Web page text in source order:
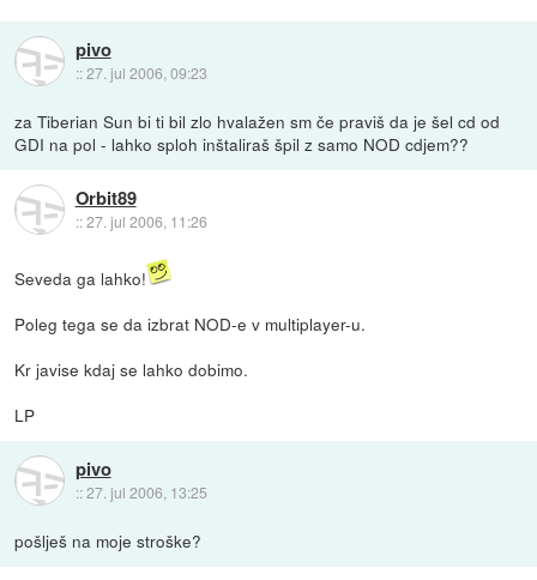
pivo
::27. jul 2006, 09:23
za Tiberian Sun bi ti bil zlo hvalažen sm če praviš da je šel cd od
GDI na pol - lahko sploh inštaliraš špil z samo NOD cdjem??
Orbit89
::27. jul 2006, 11:26
Seveda ga lahko!
Poleg tega se da izbrat NOD-e v multiplayer-u.
Kr javise kdaj se lahko dobimo.
LP
pivo
::27. jul 2006, 13:25
pošlješ na moje stroške?